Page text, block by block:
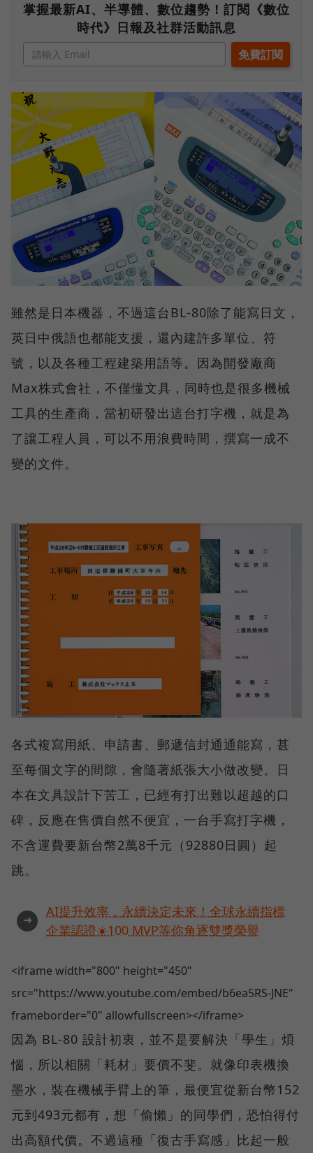
掌握最新AI、半導體、數位趨勢！訂閱《數位
時代》日報及社群活動訊息
雖然是日本機器，不過這台BL-80除了能寫日文，
英日中俄語也都能支援，還內建許多單位、符
號，以及各種工程建築用語等。因為開發廠商
Max株式會社，不僅懂文具，同時也是很多機械
工具的生產商，當初研發出這台打字機，就是為
了讓工程人員，可以不用浪費時間，撰寫一成不
變的文件。
各式複寫用紙、申請書、郵遞信封通通能寫，甚
至每個文字的間隙，會隨著紙張大小做改變。日
本在文具設計下苦工，已經有打出難以超越的口
碑，反應在售價自然不便宜，一台手寫打字機，
不含運費要新台幣2萬8千元（92880日圓）起
跳。
➜
AI提升效率，永續決定未來！全球永續指標
企業認證☀️100 MVP等你角逐雙獎榮譽
<iframe width="800" height="450"
src="https://www.youtube.com/embed/b6ea5RS-JNE"
frameborder="0" allowfullscreen></iframe>
因為 BL-80 設計初衷，並不是要解決「學生」煩
惱，所以相關「耗材」要價不斐。就像印表機換
墨水，裝在機械手臂上的筆，最便宜從新台幣152
元到493元都有，想「偷懶」的同學們，恐怕得付
出高額代價。不過這種「復古手寫感」比起一般